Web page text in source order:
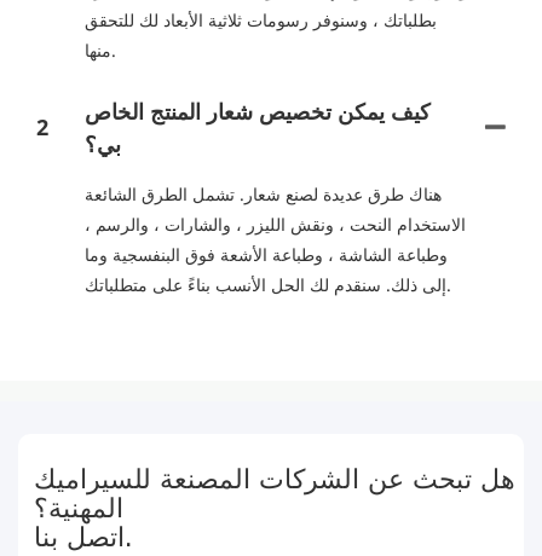
بطلباتك ، وسنوفر رسومات ثلاثية الأبعاد لك للتحقق
منها.
2
كيف يمكن تخصيص شعار المنتج الخاص
بي؟
هناك طرق عديدة لصنع شعار. تشمل الطرق الشائعة
الاستخدام النحت ، ونقش الليزر ، والشارات ، والرسم ،
وطباعة الشاشة ، وطباعة الأشعة فوق البنفسجية وما
إلى ذلك. سنقدم لك الحل الأنسب بناءً على متطلباتك.
هل تبحث عن الشركات المصنعة للسيراميك
المهنية؟
اتصل بنا.